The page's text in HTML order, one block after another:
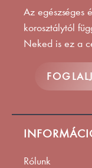
Az egészséges
korosztálytól
Neked is ez a
Rólunk